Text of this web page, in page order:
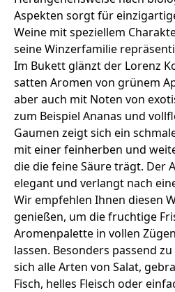
Aspekten sorgt für
Weine mit speziellem
seine Winzerfamilie
Im Bukett glänzt der Lorenz
satten Aromen von grünem
aber auch mit Noten von
zum Beispiel Ananas und
Gaumen zeigt sich ein
mit einer feinherben und
die die feine Säure trägt. Der
elegant und verlangt nach
Wir empfehlen Ihnen diesen
genießen, um die fruchtige
Aromenpalette in vollen
lassen. Besonders passend
sich alle Arten von Salat,
Fisch, helles Fleisch oder